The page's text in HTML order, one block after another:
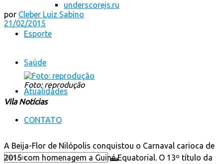
underscorejs.ru
Esporte
Saúde
Atualidades
CONTATO
por Cleber Luiz Sabino
21/02/2015
Foto: reprodução
Vila Notícias
A Beija-Flor de Nilópolis conquistou o Carnaval carioca de
2015 com homenagem a Guiné Equatorial. O 13º título da